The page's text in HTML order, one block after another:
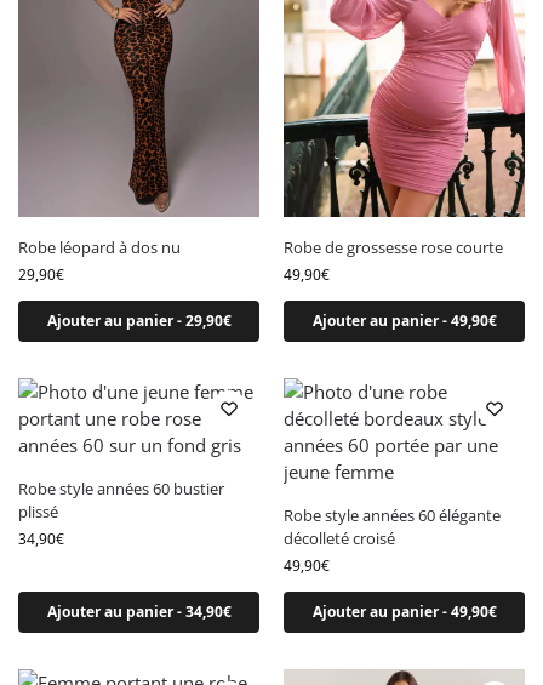
Robe léopard à dos nu
29,90€
Ajouter au panier - 29,90€
Robe de grossesse rose courte
49,90€
Ajouter au panier - 49,90€
Robe style années 60 bustier
plissé
34,90€
Ajouter au panier - 34,90€
Robe style années 60 élégante
décolleté croisé
49,90€
Ajouter au panier - 49,90€